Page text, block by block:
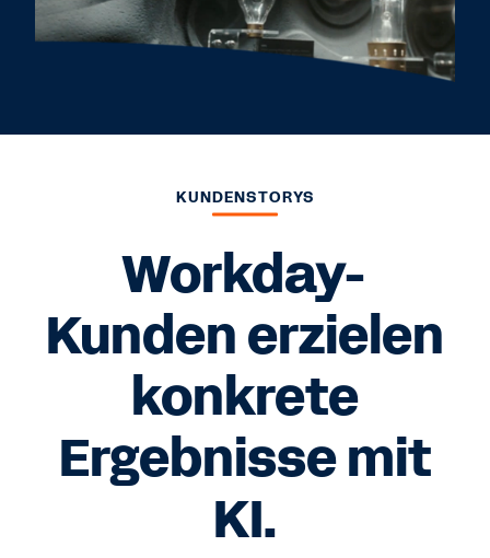
KUNDENSTORYS
Workday-
Kunden erzielen
konkrete
Ergebnisse mit
KI.